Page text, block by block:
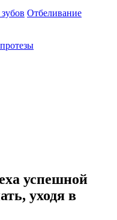
Отбеливание
успешной
уходя в